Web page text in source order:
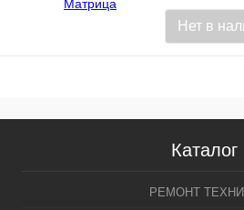
Нет в
Каталог
РЕМОНТ